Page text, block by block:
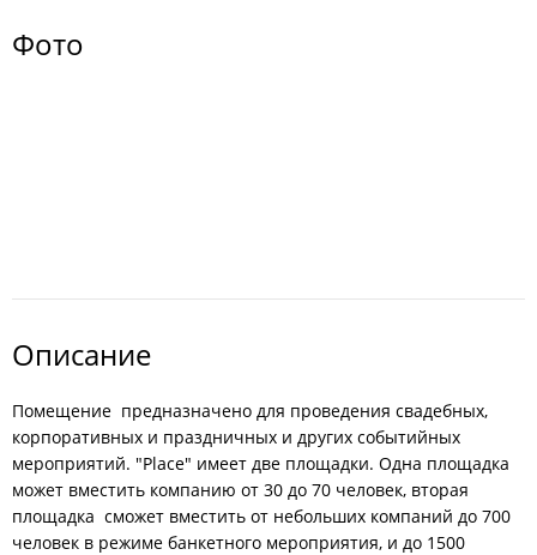
Фото
Описание
Помещение предназначено для проведения свадебных,
корпоративных и праздничных и других событийных
мероприятий. "Place" имеет две площадки. Одна площадка
может вместить компанию от 30 до 70 человек, вторая
площадка сможет вместить от небольших компаний до 700
человек в режиме банкетного мероприятия, и до 1500